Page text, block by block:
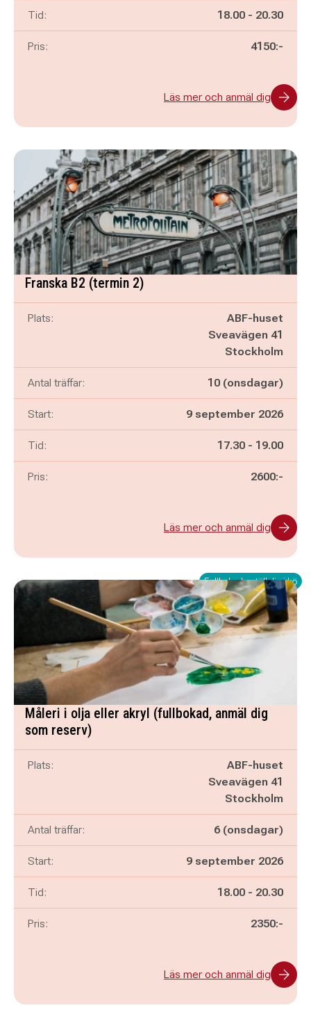
Tid: Pågår mellan
18.00 - och
20.30
Pris: 4150:-
Läs mer och anmäl dig
Franska B2 (termin 2)
Plats:
ABF-huset
Sveavägen 41
Stockholm
Antal träffar: 10 (onsdagar)
Start: 9 september 2026
Tid: Pågår mellan
17.30 - och
19.00
Pris: 2600:-
Läs mer och anmäl dig
Fullbokad - ställ dig i kö
Måleri i olja eller akryl (fullbokad, anmäl dig
som reserv)
Plats:
ABF-huset
Sveavägen 41
Stockholm
Antal träffar: 6 (onsdagar)
Start: 9 september 2026
Tid: Pågår mellan
18.00 - och
20.30
Pris: 2350:-
Läs mer och anmäl dig